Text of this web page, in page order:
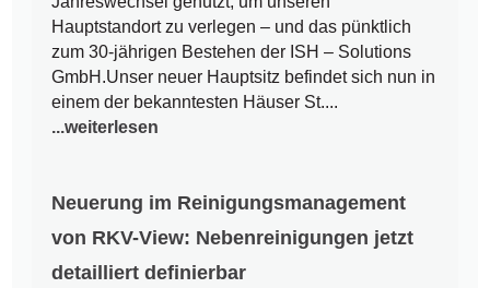
Hauptstandort zu verlegen – und das pünktlich
zum 30-jährigen Bestehen der ISH – Solutions
GmbH.Unser neuer Hauptsitz befindet sich nun in
einem der bekanntesten Häuser St....
...weiterlesen
Neuerung im Reinigungsmanagement
von RKV-View: Nebenreinigungen jetzt
detailliert definierbar